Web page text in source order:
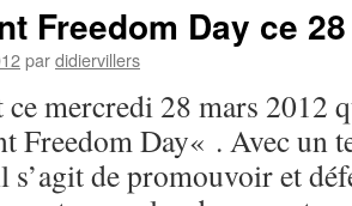
Freedom Day ce
pardidiervillers
ce mercredi 28 mars 2012
Freedom Day« . Avec un
s’agit de promouvoir et